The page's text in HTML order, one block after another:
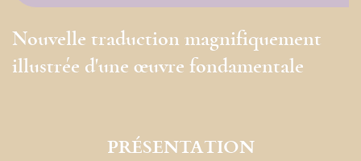
Nouvelle traduction magnifiquement
illustrée d'une œuvre fondamentale
PRÉSENTATION